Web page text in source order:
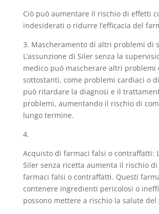
Ciò può aumentare il rischio di effetti
indesiderati o ridurre l’efficacia del
3. Mascheramento di altri problemi di
L’assunzione di Siler senza la
medico può mascherare altri problemi
sottostanti, come problemi cardiaci o
può ritardare la diagnosi e il
problemi, aumentando il rischio di
lungo termine.
4.
Acquisto di farmaci falsi o contraffatti:
Siler senza ricetta aumenta il rischio
farmaci falsi o contraffatti. Questi
contenere ingredienti pericolosi o
possono mettere a rischio la salute del